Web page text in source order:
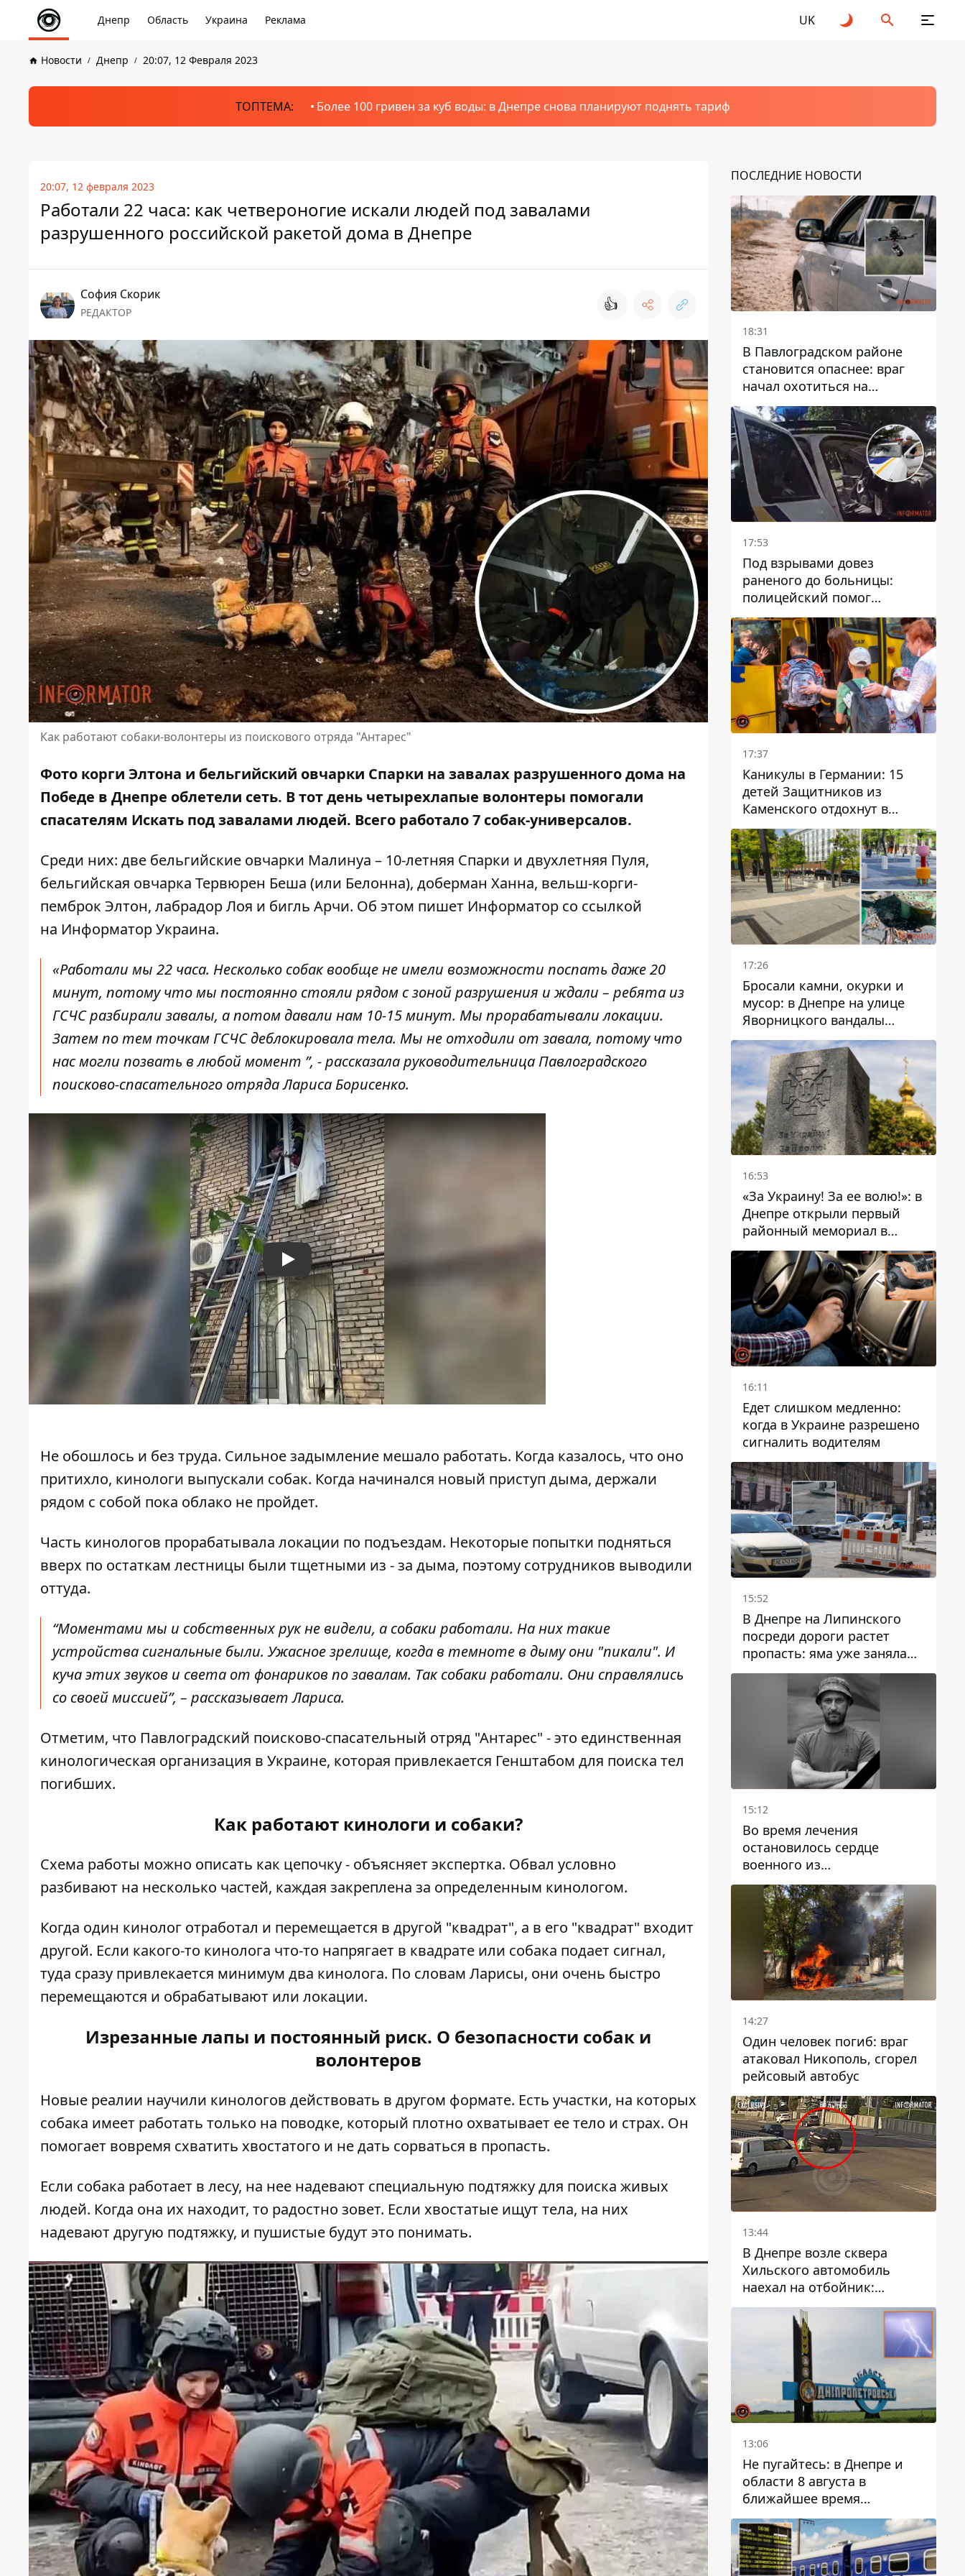
Днепр Область Украина Реклама UK
Новости Днепр 20:07, 12 Февраля 2023
ТОПТЕМА: Более 100 гривен за куб воды: в Днепре снова планируют поднять тариф
20:07, 12 февраля 2023
Работали 22 часа: как четвероногие искали людей под завалами
разрушенного российской ракетой дома в Днепре
София Скорик
РЕДАКТОР 👍
Как работают собаки-волонтеры из поискового отряда "Антарес"
Фото корги Элтона и бельгийский овчарки Спарки на завалах разрушенного дома на
Победе в Днепре облетели сеть. В тот день четырехлапые волонтеры помогали
спасателям Искать под завалами людей. Всего работало 7 собак-универсалов.
Среди них: две бельгийские овчарки Малинуа – 10-летняя Спарки и двухлетняя Пуля,
бельгийская овчарка Тервюрен Беша (или Белонна), доберман Ханна, вельш-корги-
пемброк Элтон, лабрадор Лоя и бигль Арчи. Об этом пишет Информатор со ссылкой
на Информатор Украина.
«Работали мы 22 часа. Несколько собак вообще не имели возможности поспать даже 20
минут, потому что мы постоянно стояли рядом с зоной разрушения и ждали – ребята из
ГСЧС разбирали завалы, а потом давали нам 10-15 минут. Мы прорабатывали локации.
Затем по тем точкам ГСЧСдеблокировала тела. Мы не отходили от завала, потому что
нас могли позвать в любой момент ”, - рассказала руководительница Павлоградского
поисково-спасательного отряда Лариса Борисенко.
Play
Не обошлось и без труда. Сильное задымление мешало работать. Когда казалось, что оно
притихло, кинологи выпускали собак. Когда начинался новый приступ дыма, держали
рядом с собой пока облако не пройдет.
Часть кинологов прорабатывала локации по подъездам. Некоторые попытки подняться
вверх по остаткам лестницы были тщетными из - за дыма, поэтому сотрудников выводили
оттуда.
“Моментами мы и собственных рук не видели, а собаки работали. На них такие
устройства сигнальные были. Ужасное зрелище, когда в темноте в дыму они "пикали". И
куча этих звуков и света от фонариков по завалам. Так собаки работали. Они справлялись
со своей миссией”, – рассказывает Лариса.
Отметим, что Павлоградский поисково-спасательный отряд "Антарес" - это единственная
кинологическая организация в Украине, которая привлекается Генштабом для поиска тел
погибших.
Как работают кинологи и собаки?
Схема работы можно описать как цепочку - объясняет экспертка. Обвал условно
разбивают на несколько частей, каждая закреплена за определенным кинологом.
Когда один кинолог отработал и перемещается в другой "квадрат", а в его "квадрат" входит
другой. Если какого-то кинолога что-то напрягает в квадрате или собака подает сигнал,
туда сразу привлекается минимум два кинолога. По словам Ларисы, они очень быстро
перемещаются и обрабатывают или локации.
Изрезанные лапы и постоянный риск. О безопасности собак и
волонтеров
Новые реалии научили кинологов действовать в другом формате. Есть участки, на которых
собака имеет работать только на поводке, который плотно охватывает ее тело и страх. Он
помогает вовремя схватить хвостатого и не дать сорваться в пропасть.
Если собака работает в лесу, на нее надевают специальную подтяжку для поиска живых
людей. Когда она их находит, то радостно зовет. Если хвостатые ищут тела, на них
надевают другую подтяжку, и пушистые будут это понимать.
ПОСЛЕДНИЕ НОВОСТИ
18:31
В Павлоградском районе
становится опаснее: враг
начал охотиться на
гражданский и военный
транспорт
17:53
Под взрывами довез
раненого до больницы:
полицейский помог
пострадавшему после атаки
на Каменский район
17:37
Каникулы в Германии: 15
детей Защитников из
Каменского отдохнут в
Вуппертале
17:26
Бросали камни, окурки и
мусор: в Днепре на улице
Яворницкого вандалы
повредили питьевые
фонтаны
16:53
«За Украину! За ее волю!»: в
Днепре открыли первый
районный мемориал в
честь погибших
Защитников
16:11
Едет слишком медленно:
когда в Украине разрешено
сигналить водителям
15:52
В Днепре на Липинского
посреди дороги растет
пропасть: яма уже заняла
полосу движения
15:12
Во время лечения
остановилось сердце
военного из
Днепропетровской области
Ростислава Лупашко
14:27
Один человек погиб: враг
атаковал Никополь, сгорел
рейсовый автобус
13:44
В Днепре возле сквера
Хильского автомобиль
наехал на отбойник:
момент происшествия
13:06
Не пугайтесь: в Днепре и
области 8 августа в
ближайшее время
ожидается гроза